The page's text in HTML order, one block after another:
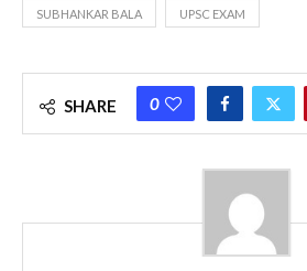
SUBHANKAR BALA UPSC EXAM
SHARE 0